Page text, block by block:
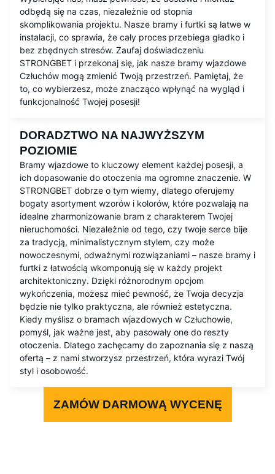
odbędą się na czas, niezależnie od stopnia
skomplikowania projektu. Nasze bramy i furtki są łatwe w
instalacji, co sprawia, że cały proces przebiega gładko i
bez zbędnych stresów. Zaufaj doświadczeniu
STRONGBET i przekonaj się, jak nasze bramy wjazdowe
Człuchów mogą zmienić Twoją przestrzeń. Pamiętaj, że
to, co wybierzesz, może znacząco wpłynąć na wygląd i
funkcjonalność Twojej posesji!
DORADZTWO NA NAJWYŻSZYM
POZIOMIE
Bramy wjazdowe to kluczowy element każdej posesji, a
ich dopasowanie do otoczenia ma ogromne znaczenie. W
STRONGBET dobrze o tym wiemy, dlatego oferujemy
bogaty asortyment wzorów i kolorów, które pozwalają na
idealne zharmonizowanie bram z charakterem Twojej
nieruchomości. Niezależnie od tego, czy twoje serce bije
za tradycją, minimalistycznym stylem, czy może
nowoczesnymi, odważnymi rozwiązaniami – nasze bramy i
furtki z łatwością wkomponują się w każdy projekt
architektoniczny. Dzięki różnorodnym opcjom
wykończenia, możesz mieć pewność, że Twoja decyzja
będzie nie tylko praktyczna, ale również estetyczna.
Kiedy myślisz o bramach wjazdowych w Człuchowie,
pomyśl, jak ważne jest, aby pasowały one do reszty
otoczenia. Dlatego zachęcamy do zapoznania się z naszą
ofertą – z nami stworzysz przestrzeń, która wyrazi Twój
styl i osobowość.
ZAMÓW DARMOWĄ WYCENĘ